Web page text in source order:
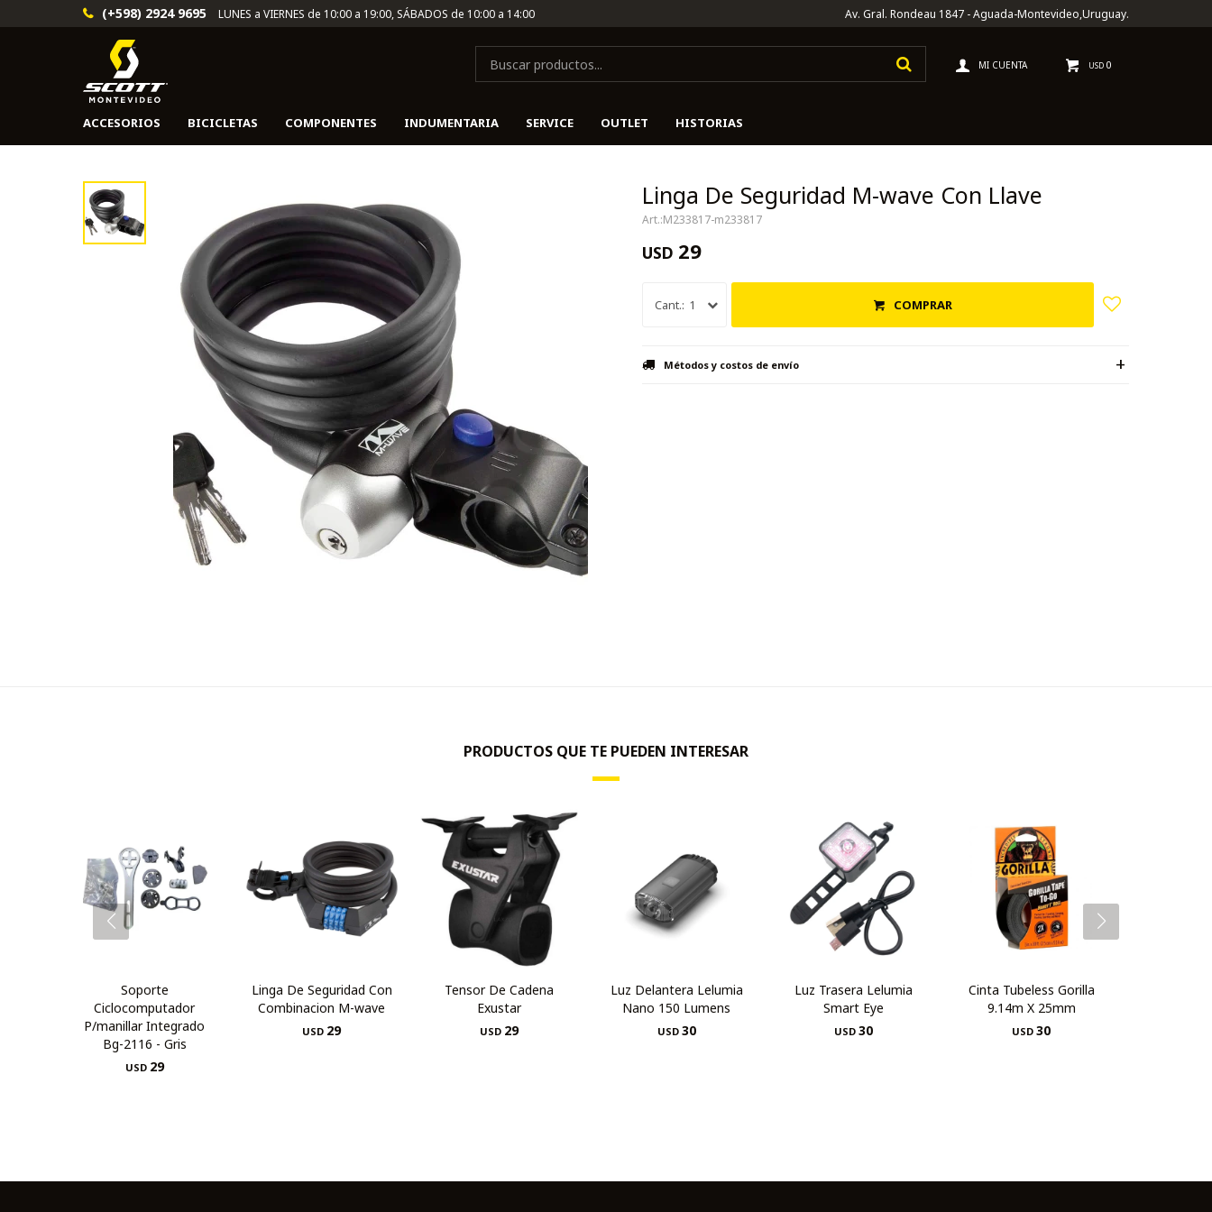
ACCESORIOS BICICLETAS COMPONENTES INDUMENTARIA SERVICE OUTLET HISTORIAS
USD 0
(+598) 2924 9695 LUNES a VIERNES de 10:00 a 19:00, SÁBADOS de 10:00 a 14:00 Av. Gral. Rondeau 1847 - Aguada-Montevideo,Uruguay.
Linga De Seguridad M-wave Con Llave
M233817-m233817
USD 29
1 COMPRAR
Métodos y costos de envío
PRODUCTOS QUE TE PUEDEN INTERESAR
Soporte
Ciclocomputador
P/manillar Integrado
Bg-2116 - Gris
USD 29
Linga De Seguridad Con
Combinacion M-wave
USD 29
Tensor De Cadena
Exustar
USD 29
Luz Delantera Lelumia
Nano 150 Lumens
USD 30
Luz Trasera Lelumia
Smart Eye
USD 30
Cinta Tubeless Gorilla
9.14m X 25mm
USD 30